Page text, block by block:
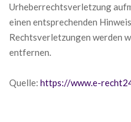
Urheberrechtsverletzung
einen entsprechenden
Rechtsverletzungen werden
entfernen.
Quelle: https://www.e-